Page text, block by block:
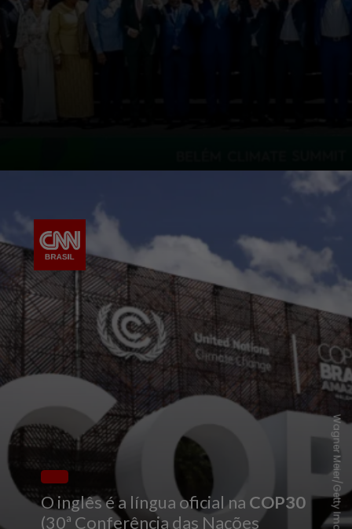
O inglês é a língua oficial na COP30
(30ª Conferência das Nações
Wagner Meier/Getty Images